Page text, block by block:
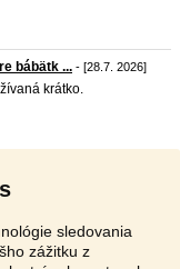
sledovania
zážitku z
bábätk ... - [28.7. 2026]
krátko.
rôznorodými aktivitami a